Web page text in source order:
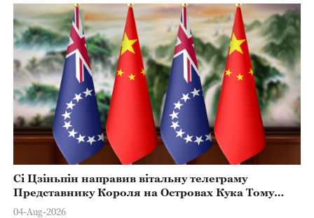
Сі Цзіньпін направив вітальну телеграму
Представнику Короля на Островах Кука Тому
Марстерсу з нагоди Дня Конституції
04-Aug-2026